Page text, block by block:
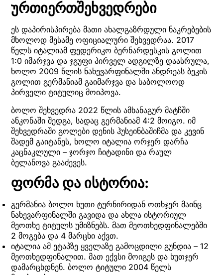
ურთიერთშეხვედრები
ეს დაპირისპირება მათი ახალგაზრდული ნაკრებების
მხოლოდ მესამე ოფიციალური შეხვედრაა. 2017
წელს იტალიამ ფედერიკო ბერნარდესკის გოლით
1:0 იმარჯვა და ჯგუფი პირველ ადგილზე დაასრულა,
ხოლო 2009 წლის ნახევარფინალში ანდრეას ბეკის
გოლით გერმანიამ გაიმარჯვა და საბოლოოდ
პირველი ტიტულიც მოიპოვა.
ბოლო შეხვედრა 2022 წლის ამხანაგურ მატჩში
ანკონაში შედგა, სადაც გერმანიამ 4:2 მოიგო. იმ
შეხვედრაში გოლები დენის ჰუსეინბაშიჩმა და კევინ
შადემ გაიტანეს, ხოლო იტალია ორჯერ დარჩა
კაცნაკლული – ჯორჯო ჩიტადინი და რაულ
ბელანოვა გააძევეს.
ფორმა და ისტორია:
გერმანია ბოლო ხუთი ტურნირიდან ოთხჯერ მაინც
ნახევარფინალში გავიდა და ახლა ისტორიულ
მეოთხე ტიტულს უმიზნებს. მათ მეოთხედფინალებში
2 მოგება და 4 მარცხი აქვთ.
იტალია ამ ეტაპზე ყველაზე გამოცდილი გუნდია – 12
მეოთხედფინალით. მათ ექვსი მოიგეს და ხუთჯერ
დამარცხდნენ. ბოლო ტიტული 2004 წელს